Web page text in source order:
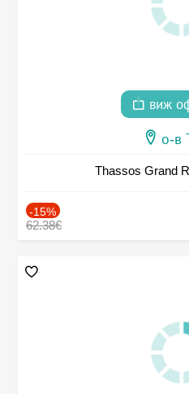
виж
о-в
Thassos Grand
-15%
62.38€